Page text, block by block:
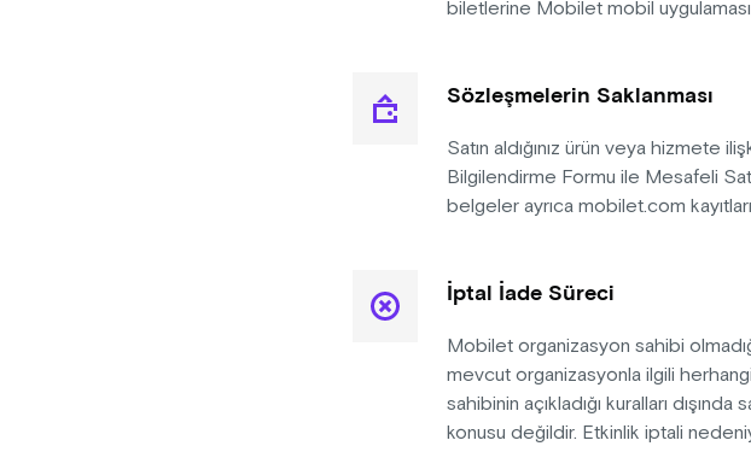
biletlerine Mobilet mobil
Sözleşmelerin Saklanması
Satın aldığınız ürün veya hizmete
Bilgilendirme Formu ile Mesafeli
belgeler ayrıca mobilet.com
İptal İade Süreci
Mobilet organizasyon sahibi
mevcut organizasyonla ilgili
sahibinin açıkladığı kuralları
konusu değildir. Etkinlik iptali